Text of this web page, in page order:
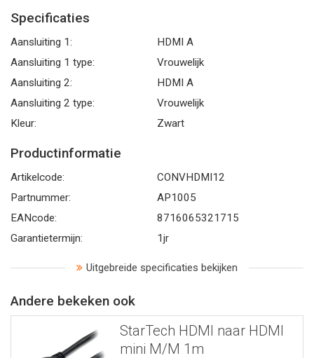
Specificaties
Aansluiting 1:
HDMI A
Aansluiting 1 type:
Vrouwelijk
Aansluiting 2:
HDMI A
Aansluiting 2 type:
Vrouwelijk
Kleur:
Zwart
Productinformatie
Artikelcode:
CONVHDMI12
Partnummer:
AP1005
EANcode:
8716065321715
Garantietermijn:
1jr
Uitgebreide specificaties bekijken
Andere bekeken ook
StarTech HDMI naar HDMI
mini M/M 1m